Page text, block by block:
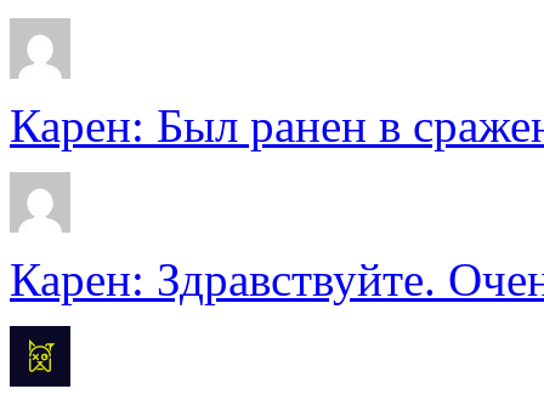
Карен: Был ранен в
Карен: Здравствуйте.